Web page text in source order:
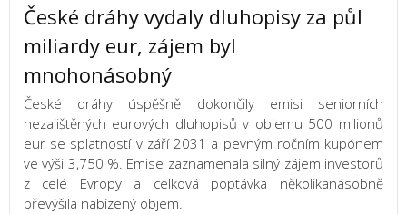
České dráhy vydaly dluhopisy za půl
miliardy eur, zájem byl
mnohonásobný
České dráhy úspěšně dokončily emisi seniorních
nezajištěných eurových dluhopisů v objemu 500 milionů
eur se splatností v září 2031 a pevným ročním kupónem
ve výši 3,750 %. Emise zaznamenala silný zájem investorů
z celé Evropy a celková poptávka několikanásobně
převýšila nabízený objem.